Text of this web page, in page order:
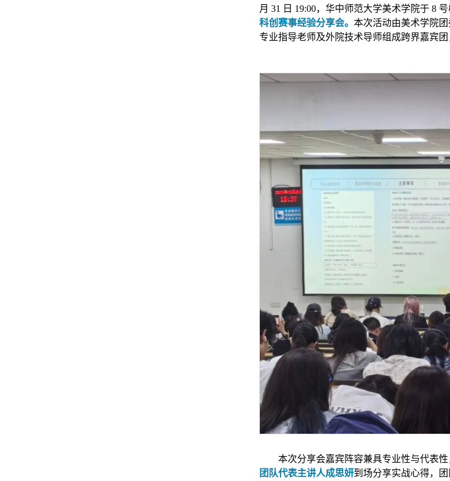
月 31 日 19:00，华中师范大学美术学院于 8
科创赛事经验分享会。 本次活动由美术学院
专业指导老师及外院技术导师组成跨界嘉宾
本次分享会嘉宾阵容兼具专业性与代表性
团队代表主讲人成思妍到场分享实战心得，团